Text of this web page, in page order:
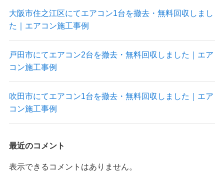
大阪市住之江区にてエアコン1台を撤去・無料回収しまし
た｜エアコン施工事例
戸田市にてエアコン2台を撤去・無料回収しました｜エア
コン施工事例
吹田市にてエアコン1台を撤去・無料回収しました｜エア
コン施工事例
最近のコメント
表示できるコメントはありません。